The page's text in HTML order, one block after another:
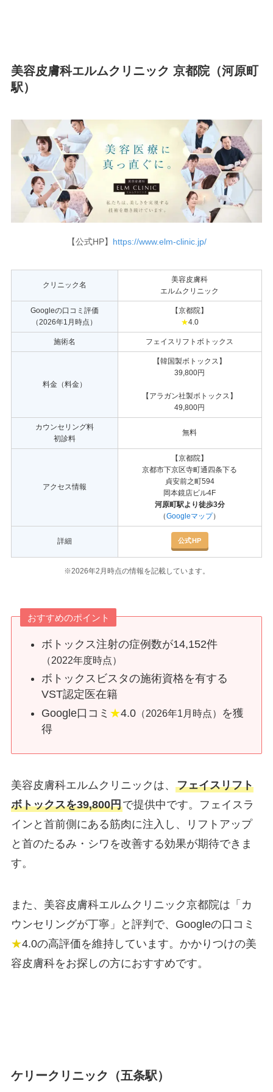
美容皮膚科エルムクリニック 京都院（河原町
駅）
【公式HP】 https://www.elm-clinic.jp/
クリニック名
美容皮膚科
エルムクリニック
Googleの口コミ評価
（2026年1月時点）
【京都院】
★4.0
施術名 フェイスリフトボトックス
料金（料金）
【韓国製ボトックス】
39,800円
【アラガン社製ボトックス】
49,800円
カウンセリング料
初診料
無料
アクセス情報
【京都院】
京都市下京区寺町通四条下る
貞安前之町594
岡本鏡店ビル4F
河原町駅より徒歩3分
（Googleマップ）
詳細 公式HP
※2026年2月時点の情報を記載しています。
おすすめのポイント
ボトックス注射の症例数が14,152件
（2022年度時点）
ボトックスビスタの施術資格を有する
VST認定医在籍
Google口コミ ★4.0 （2026年1月時点）
を獲
得
美容皮膚科エルムクリニックは、 フェイスリフト
ボトックスを39,800円で提供中です。フェイスラ
インと首前側にある筋肉に注入し、リフトアップ
と首のたるみ・シワを改善する効果が期待できま
す。
また、美容皮膚科エルムクリニック京都院は「カ
ウンセリングが丁寧」と評判で、Googleの口コミ
★4.0の高評価を維持しています。かかりつけの美
容皮膚科をお探しの方におすすめです。
ケリークリニック（五条駅）